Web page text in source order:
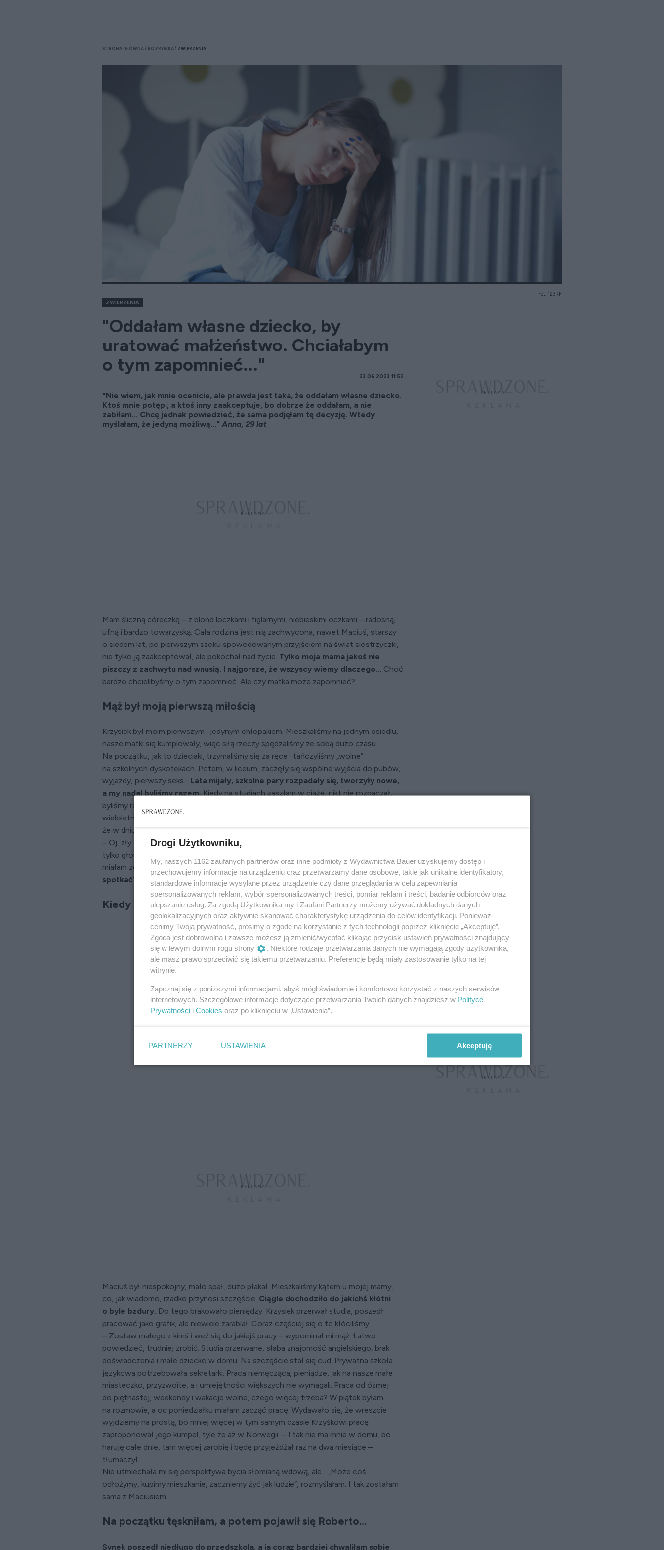
STRONA GŁÓWNA ROZRYWKA ZWIERZENIA
Fot. 123RF
ZWIERZENIA
"Oddałam własne dziecko, by
uratować małżeństwo. Chciałabym
o tym zapomnieć..."
23.06.2023 11:52
"Nie wiem, jak mnie ocenicie, ale prawda jest taka, że oddałam własne dziecko.
Ktoś mnie potępi, a ktoś inny zaakceptuje, bo dobrze że oddałam, a nie
zabiłam... Chcę jednak powiedzieć, że sama podjęłam tę decyzję. Wtedy
myślałam, że jedyną możliwą..." Anna, 29 lat
Mam śliczną córeczkę – z blond loczkami i figlarnymi, niebieskimi oczkami – radosną,
ufną i bardzo towarzyską. Cała rodzina jest nią zachwycona, nawet Maciuś, starszy
o siedem lat, po pierwszym szoku spowodowanym przyjściem na świat siostrzyczki,
nie tylko ją zaakceptował, ale pokochał nad życie. Tylko moja mama jakoś nie
piszczy z zachwytu nad wnusią. I najgorsze, że wszyscy wiemy dlaczego... Choć
bardzo chcielibyśmy o tym zapomnieć. Ale czy matka może zapomnieć?
Mąż był moją pierwszą miłością
Krzysiek był moim pierwszym i jedynym chłopakiem. Mieszkaliśmy na jednym osiedlu,
nasze matki się kumplowały, więc siłą rzeczy spędzaliśmy ze sobą dużo czasu.
Na początku, jak to dzieciaki, trzymaliśmy się za ręce i tańczyliśmy „wolne”
na szkolnych dyskotekach. Potem, w liceum, zaczęły się wspólne wyjścia do pubów,
wyjazdy, pierwszy seks... Lata mijały, szkolne pary rozpadały się, tworzyły nowe,
a my nadal byliśmy razem.Kiedy na studiach zaszłam w ciążę, nikt nie rozpaczał,
byliśmy razem już tyle lat, więc ciąża i ślub to była naturalna konsekwencja
wieloletniego związku. Wzięłam dziekankę i zaczęłam organizować wesele. Pamiętam,
że w dniu ślubu pogoda była paskudna. Lał deszcz, a ciężkie chmury zasłaniały niebo.
– Oj, zły to znak, zły – krakała moja mama, wymownie patrząc do góry. Pokręciłam
tylko głową. Byłam szczęśliwa jak nigdy, nosiłam w sobie nowe życie, a za chwilę
miałam zostać żoną chłopaka, którego od dawna kochałam.Cóż mogło mnie złego
spotkać?
Kiedy na świat przyszedł nasz synek, zaczęły się kłopoty
Maciuś był niespokojny, mało spał, dużo płakał. Mieszkaliśmy kątem u mojej mamy,
co, jak wiadomo, rzadko przynosi szczęście. Ciągle dochodziło do jakichś kłótni
o byle bzdury. Do tego brakowało pieniędzy. Krzysiek przerwał studia, poszedł
pracować jako grafik, ale niewiele zarabiał. Coraz częściej się o to kłóciliśmy:
– Zostaw małego z kimś i weź się do jakiejś pracy – wypominał mi mąż. Łatwo
powiedzieć, trudniej zrobić. Studia przerwane, słaba znajomość angielskiego, brak
doświadczenia i małe dziecko w domu. Na szczęście stał się cud. Prywatna szkoła
językowa potrzebowała sekretarki. Praca niemęcząca, pieniądze, jak na nasze małe
miasteczko, przyzwoite, a i umiejętności większych nie wymagali. Praca od ósmej
do piętnastej, weekendy i wakacje wolne, czego więcej trzeba? W piątek byłam
na rozmowie, a od poniedziałku miałam zacząć pracę. Wydawało się, że wreszcie
wyjdziemy na prostą, bo mniej więcej w tym samym czasie Krzyśkowi pracę
zaproponował jego kumpel, tyle że aż w Norwegii. – I tak nie ma mnie w domu, bo
haruję całe dnie, tam więcej zarobię i będę przyjeżdżał raz na dwa miesiące –
tłumaczył.
Nie uśmiechała mi się perspektywa bycia słomianą wdową, ale... „Może coś
odłożymy, kupimy mieszkanie, zaczniemy żyć jak ludzie”, rozmyślałam. I tak zostałam
sama z Maciusiem.
Na początku tęskniłam, a potem pojawił się Roberto...
Synek poszedł niedługo do przedszkola, a ja coraz bardziej chwaliłam sobie
Drogi Użytkowniku,
My, naszych 1162 zaufanych partnerów oraz inne podmioty z Wydawnictwa Bauer uzyskujemy dostęp i
przechowujemy informacje na urządzeniu oraz przetwarzamy dane osobowe, takie jak unikalne identyfikatory,
standardowe informacje wysyłane przez urządzenie czy dane przeglądania w celu zapewniania
spersonalizowanych reklam, wybór spersonalizowanych treści, pomiar reklam i treści, badanie odbiorców oraz
ulepszanie usług. Za zgodą Użytkownika my i Zaufani Partnerzy możemy używać dokładnych danych
geolokalizacyjnych oraz aktywnie skanować charakterystykę urządzenia do celów identyfikacji. Ponieważ
cenimy Twoją prywatność, prosimy o zgodę na korzystanie z tych technologii poprzez kliknięcie „Akceptuję”.
Zgoda jest dobrowolna i zawsze możesz ją zmienić/wycofać klikając przycisk ustawień prywatności znajdujący
się w lewym dolnym rogu strony
. Niektóre rodzaje przetwarzania danych nie wymagają zgody użytkownika,
ale masz prawo sprzeciwić się takiemu przetwarzaniu. Preferencje będą miały zastosowanie tylko na tej
witrynie.
Zapoznaj się z poniższymi informacjami, abyś mógł świadomie i komfortowo korzystać z naszych serwisów
internetowych. Szczegółowe informacje dotyczące przetwarzania Twoich danych znajdziesz w Polityce
Prywatności i Cookies oraz po kliknięciu w „Ustawienia”.
PARTNERZY USTAWIENIA Akceptuję